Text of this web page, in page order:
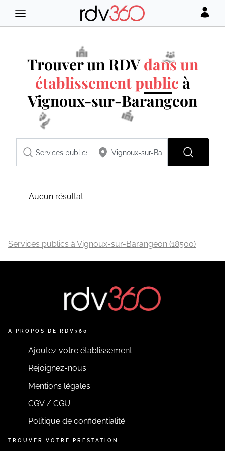
Trouver un RDVdans un
établissement public à
Vignoux-sur-Barangeon
Aucun résultat
Services publics à Vignoux-sur-Barangeon (18500)
A PROPOS DE RDV360
Ajoutez votre établissement
Rejoignez-nous
Mentions légales
CGV / CGU
Politique de confidentialité
TROUVER VOTRE PRESTATION